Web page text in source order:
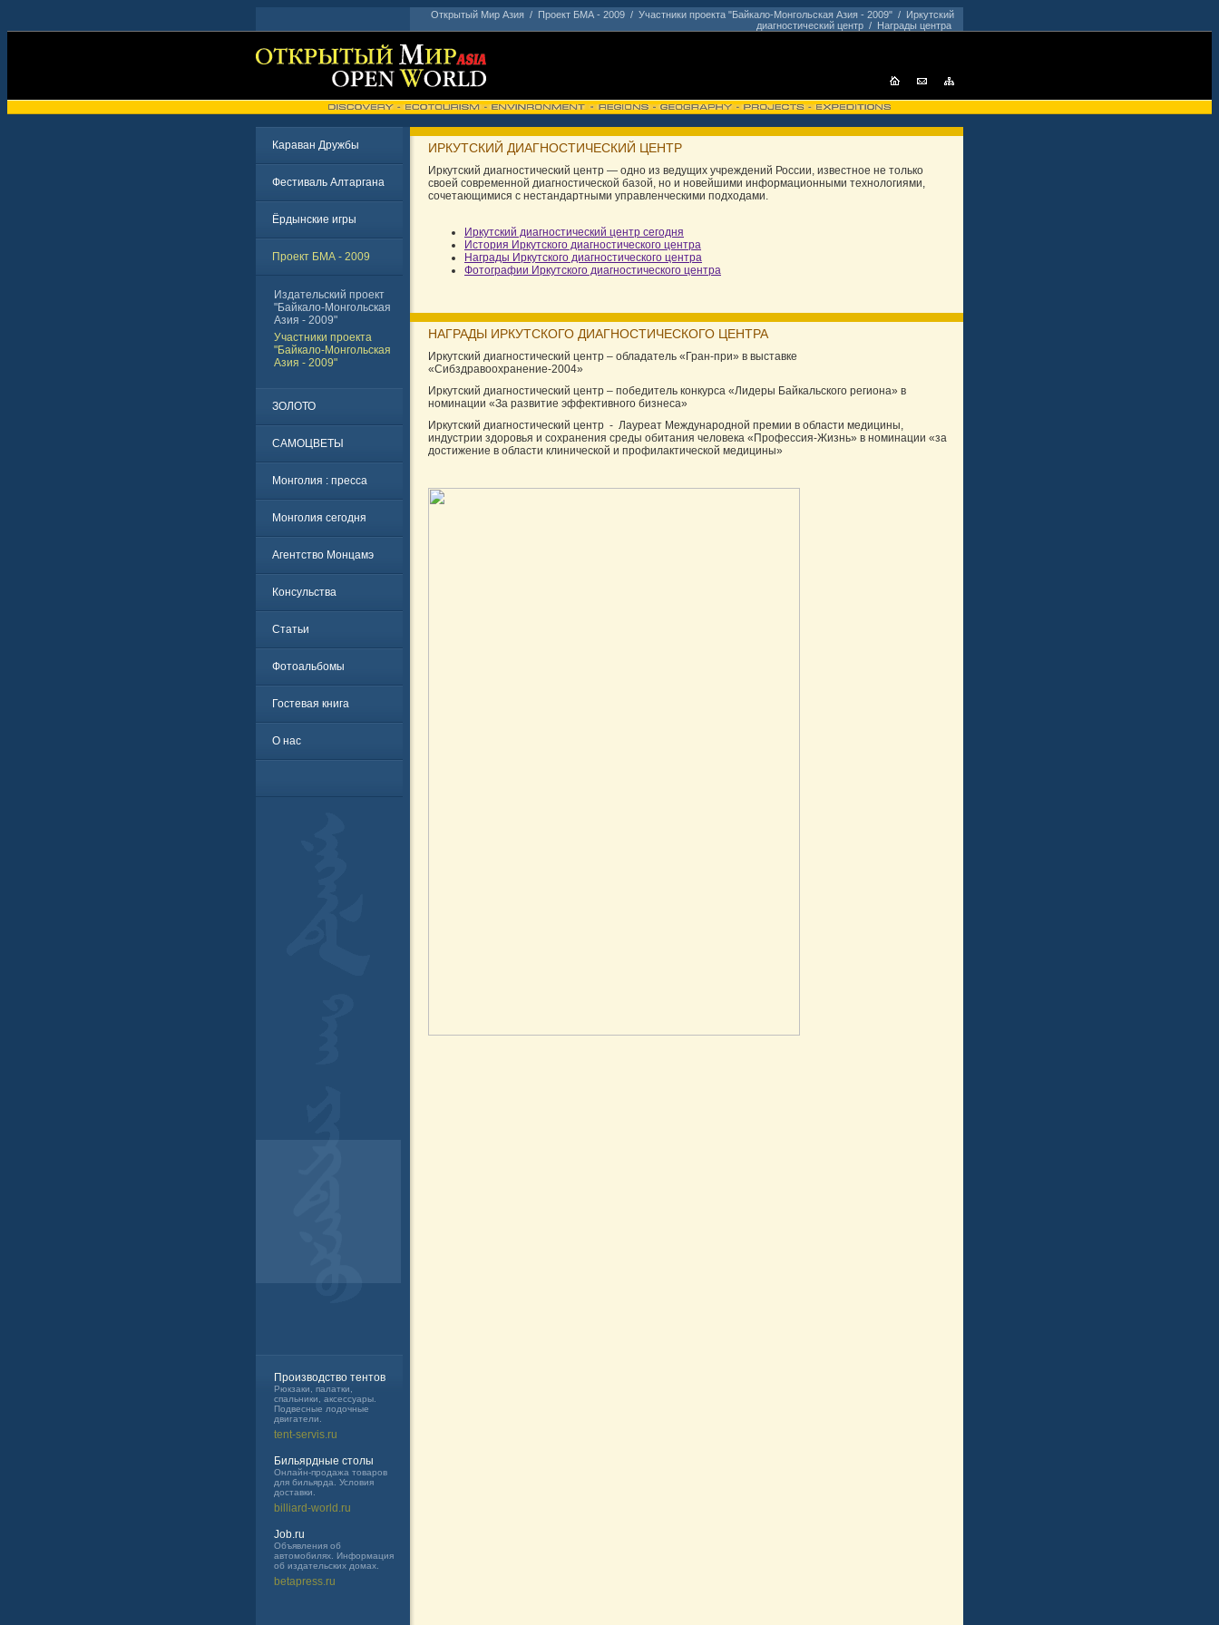
Открытый Мир Азия / Проект БМА - 2009 / Участники проекта "Байкало-Монгольская Азия - 2009" / Иркутский
диагностический центр / Награды центра
Караван Дружбы
Фестиваль Алтаргана
Ёрдынские игры
Проект БМА - 2009
Издательский проект
"Байкало-Монгольская
Азия - 2009"
Участники проекта
"Байкало-Монгольская
Азия - 2009"
ЗОЛОТО
САМОЦВЕТЫ
Монголия : пресса
Монголия сегодня
Агентство Монцамэ
Консульства
Статьи
Фотоальбомы
Гостевая книга
О нас
Производство тентов
Рюкзаки, палатки,
спальники, аксессуары.
Подвесные лодочные
двигатели.
tent-servis.ru
Бильярдные столы
Онлайн-продажа товаров
для бильярда. Условия
доставки.
billiard-world.ru
Job.ru
Объявления об
автомобилях. Информация
об издательских домах.
betapress.ru
ИРКУТСКИЙ ДИАГНОСТИЧЕСКИЙ ЦЕНТР
Иркутский диагностический центр — одно из ведущих учреждений России, известное не только
своей современной диагностической базой, но и новейшими информационными технологиями,
сочетающимися с нестандартными управленческими подходами.
Иркутский диагностический центр сегодня
История Иркутского диагностического центра
Награды Иркутского диагностического центра
Фотографии Иркутского диагностического центра
НАГРАДЫ ИРКУТСКОГО ДИАГНОСТИЧЕСКОГО ЦЕНТРА
Иркутский диагностический центр – обладатель «Гран-при» в выставке
«Сибздравоохранение-2004»
Иркутский диагностический центр – победитель конкурса «Лидеры Байкальского региона» в
номинации «За развитие эффективного бизнеса»
Иркутский диагностический центр - Лауреат Международной премии в области медицины,
индустрии здоровья и сохранения среды обитания человека «Профессия-Жизнь» в номинации «за
достижение в области клинической и профилактической медицины»